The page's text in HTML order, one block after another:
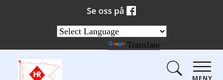
MENY
Translate